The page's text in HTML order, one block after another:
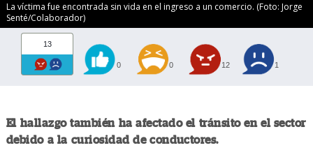
La víctima fue encontrada sin vida en el ingreso a un comercio. (Foto: Jorge
Senté/Colaborador)
13
0 0 12 1
El hallazgo también ha afectado el tránsito en el sector
debido a la curiosidad de conductores.